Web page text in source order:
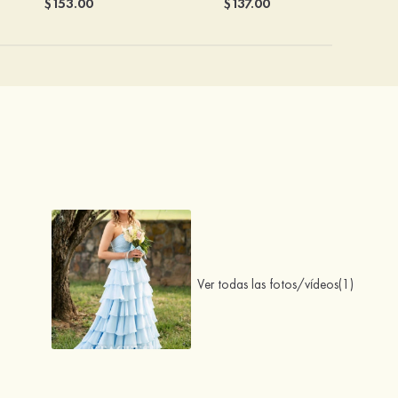
Ver todas las fotos/vídeos(1)